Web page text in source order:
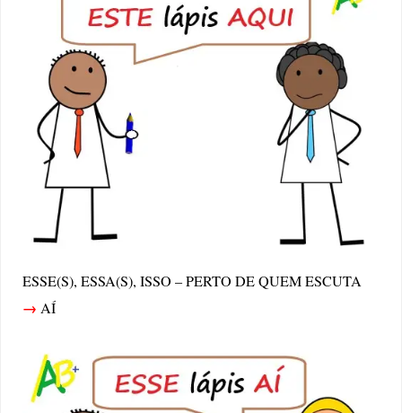
ESSE(S), ESSA(S), ISSO – PERTO DE QUEM ESCUTA
→ AÍ